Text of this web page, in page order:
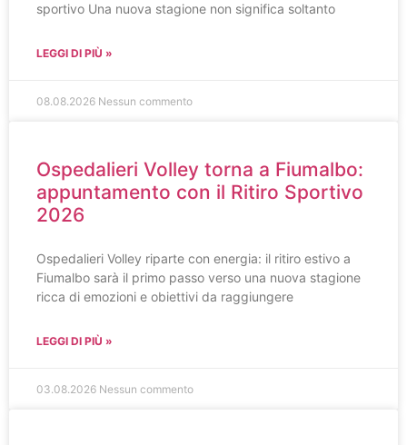
sportivo Una nuova stagione non significa soltanto
LEGGI DI PIÙ »
08.08.2026 Nessun commento
Ospedalieri Volley torna a Fiumalbo:
appuntamento con il Ritiro Sportivo
2026
Ospedalieri Volley riparte con energia: il ritiro estivo a
Fiumalbo sarà il primo passo verso una nuova stagione
ricca di emozioni e obiettivi da raggiungere
LEGGI DI PIÙ »
03.08.2026 Nessun commento